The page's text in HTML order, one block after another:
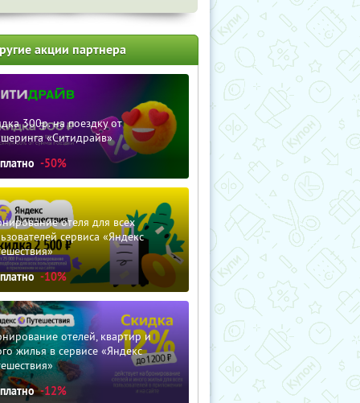
акции партнера
300р. на поездку от
«Ситидрайв»
-50%
отеля для всех
сервиса «Яндекс
-10%
отелей, квартир и
жилья в сервисе «Яндекс
-12%